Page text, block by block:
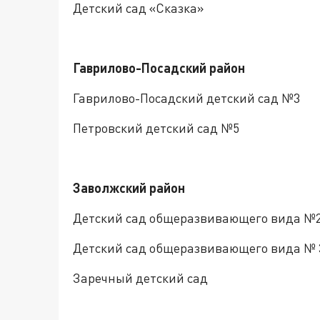
Детский сад «Сказка»
Гаврилово-Посадский район
Гаврилово-Посадский детский сад №3
Петровский детский сад №5
Заволжский район
Детский сад общеразвивающего вида
Детский сад общеразвивающего вида №
Заречный детский сад